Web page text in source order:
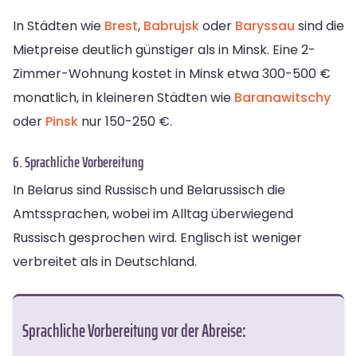
In Städten wie Brest, Babrujskoder Baryssau sind die
Mietpreise deutlich günstiger als in Minsk. Eine 2-
Zimmer-Wohnung kostet in Minsk etwa 300-500 €
monatlich, in kleineren Städten wie Baranawitschy
oder Pinsk nur 150-250 €.
6. Sprachliche Vorbereitung
In Belarus sind Russisch und Belarussisch die
Amtssprachen, wobei im Alltag überwiegend
Russisch gesprochen wird. Englisch ist weniger
verbreitet als in Deutschland.
Sprachliche Vorbereitung vor der Abreise: